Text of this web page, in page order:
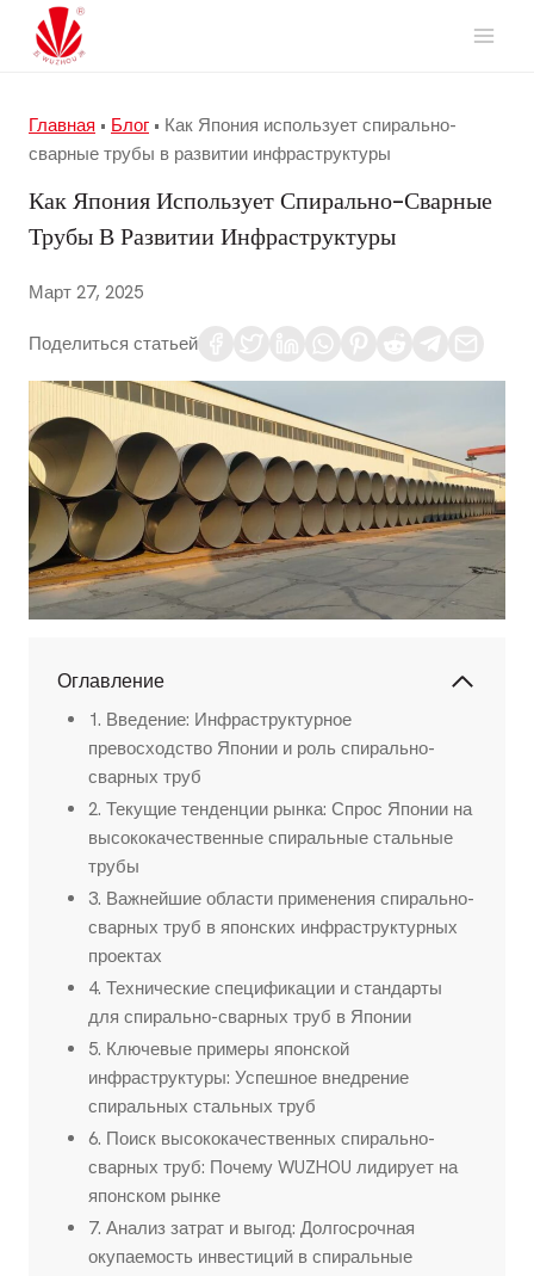
Перейти
содержимому
Главная • Блог • Как Япония использует спирально-
сварные трубы в развитии инфраструктуры
Как Япония Использует Спирально-Сварные
Трубы В Развитии Инфраструктуры
Март 27, 2025
Поделиться статьей
Оглавление
1. Введение: Инфраструктурное
превосходство Японии и роль спирально-
сварных труб
2. Текущие тенденции рынка: Спрос Японии на
высококачественные спиральные стальные
трубы
3. Важнейшие области применения спирально-
сварных труб в японских инфраструктурных
проектах
4. Технические спецификации и стандарты
для спирально-сварных труб в Японии
5. Ключевые примеры японской
инфраструктуры: Успешное внедрение
спиральных стальных труб
6. Поиск высококачественных спирально-
сварных труб: Почему WUZHOU лидирует на
японском рынке
7. Анализ затрат и выгод: Долгосрочная
окупаемость инвестиций в спиральные